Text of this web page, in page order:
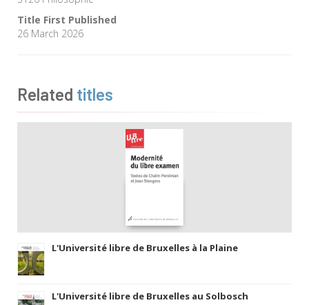
Title First Published
26 March 2026
Related titles
L'Université libre de Bruxelles à la Plaine
L'Université libre de Bruxelles au Solbosch